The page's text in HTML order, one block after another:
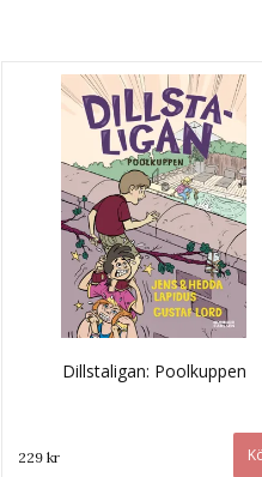
Dillstaligan: Poolkuppen
229 kr